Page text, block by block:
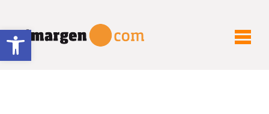
Abrir barra de herramientas